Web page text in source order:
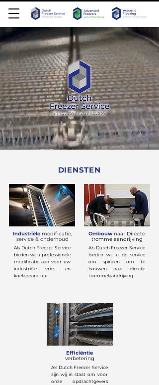
DIENSTEN
Industriëlemodificatie,
service & onderhoud
Als Dutch Freezer Service
bieden wij u professionele
modificatie aan voor uw
industriële vries- en
koelapparatuur
Ombouw naar Directe
trommelaandrijving
Als Dutch Freezer Service
bieden wij u de service
om spiralen om te
bouwen naar directe
trommelaandrijving.
Efficiëntie
verbetering
Als Dutch Freezer Service
zijn wij in staat om voor
onze opdrachtgevers